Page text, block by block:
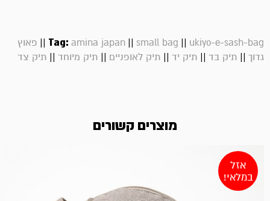
Tag: amina japan || small bag || ukiyo-e-sash-bag
|| פאוץ
גדוך || תיק בד || תיק יד || תיק לאופניים || תיק מיוחד || תיק צד
מוצרים קשורים
אזל
במלאי!